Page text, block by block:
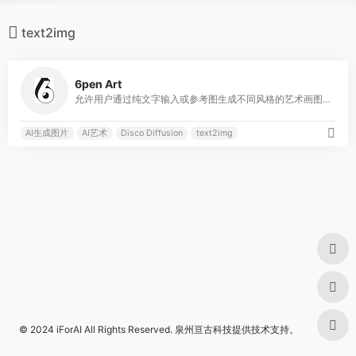
text2img
6pen Art
允许用户通过纯文字输入或参考图生成不同风格的艺术画图像
AI生成图片 AI艺术 Disco Diffusion text2img
© 2024 iForAI All Rights Reserved. 泉州亘古科技提供技术支持。